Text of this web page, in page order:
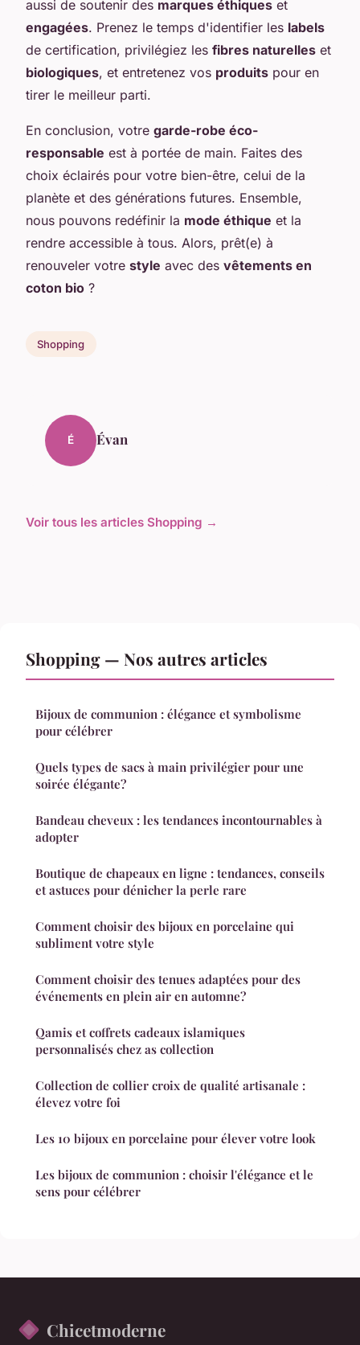
aussi de soutenir des marques éthiques et
engagées. Prenez le temps d'identifier les labels
de certification, privilégiez les fibres naturelles et
biologiques, et entretenez vos produits pour en
tirer le meilleur parti.
En conclusion, votre garde-robe éco-
responsable est à portée de main. Faites des
choix éclairés pour votre bien-être, celui de la
planète et des générations futures. Ensemble,
nous pouvons redéfinir la mode éthique et la
rendre accessible à tous. Alors, prêt(e) à
renouveler votre style avec des vêtements en
coton bio ?
Shopping
É Évan
Voir tous les articles Shopping →
Shopping — Nos autres articles
Bijoux de communion : élégance et symbolisme
pour célébrer
Quels types de sacs à main privilégier pour une
soirée élégante?
Bandeau cheveux : les tendances incontournables à
adopter
Boutique de chapeaux en ligne : tendances, conseils
et astuces pour dénicher la perle rare
Comment choisir des bijoux en porcelaine qui
subliment votre style
Comment choisir des tenues adaptées pour des
événements en plein air en automne?
Qamis et coffrets cadeaux islamiques
personnalisés chez as collection
Collection de collier croix de qualité artisanale :
élevez votre foi
Les 10 bijoux en porcelaine pour élever votre look
Les bijoux de communion : choisir l'élégance et le
sens pour célébrer
Chicetmoderne